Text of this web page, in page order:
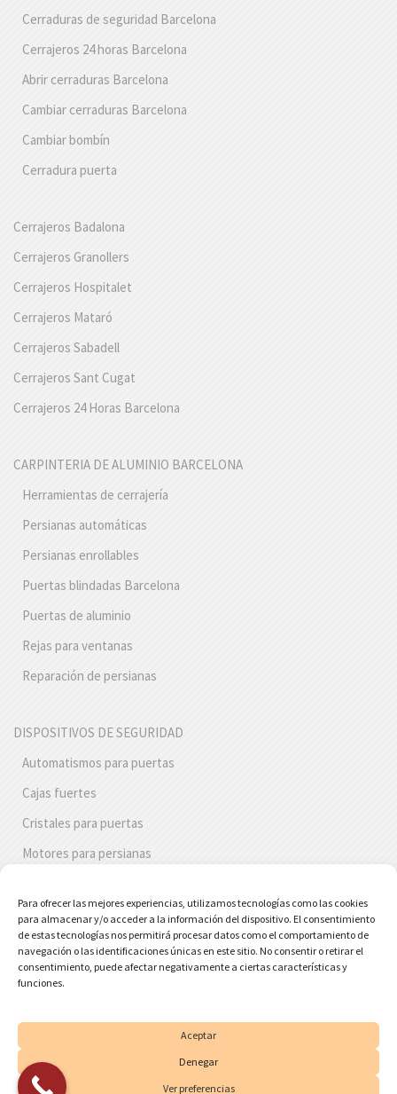
Para ofrecer las mejores experiencias, utilizamos tecnologías como las cookies
para almacenar y/o acceder a la información del dispositivo. El consentimiento
de estas tecnologías nos permitirá procesar datos como el comportamiento de
navegación o las identificaciones únicas en este sitio. No consentir o retirar el
consentimiento, puede afectar negativamente a ciertas características y
funciones.
Aceptar
Denegar
Ver preferencias
Cerraduras de seguridad Barcelona
Cerrajeros 24 horas Barcelona
Abrir cerraduras Barcelona
Cambiar cerraduras Barcelona
Cambiar bombín
Cerradura puerta
Cerrajeros Badalona
Cerrajeros Granollers
Cerrajeros Hospitalet
Cerrajeros Mataró
Cerrajeros Sabadell
Cerrajeros Sant Cugat
Cerrajeros 24 Horas Barcelona
CARPINTERIA DE ALUMINIO BARCELONA
Herramientas de cerrajería
Persianas automáticas
Persianas enrollables
Puertas blindadas Barcelona
Puertas de aluminio
Rejas para ventanas
Reparación de persianas
DISPOSITIVOS DE SEGURIDAD
Automatismos para puertas
Cajas fuertes
Cristales para puertas
Motores para persianas
Puertas de seguridad Barcelona
Bombines antibumping
Cerraduras antipalanca
©Cerrajeros de Guardia
. Todos los derechos reservados. Diseño
web por
— Aviso Legal